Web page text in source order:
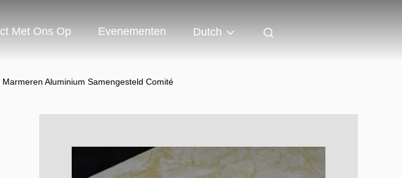
Met Ons Op Evenementen Dutch
Aluminium Samengesteld Comité